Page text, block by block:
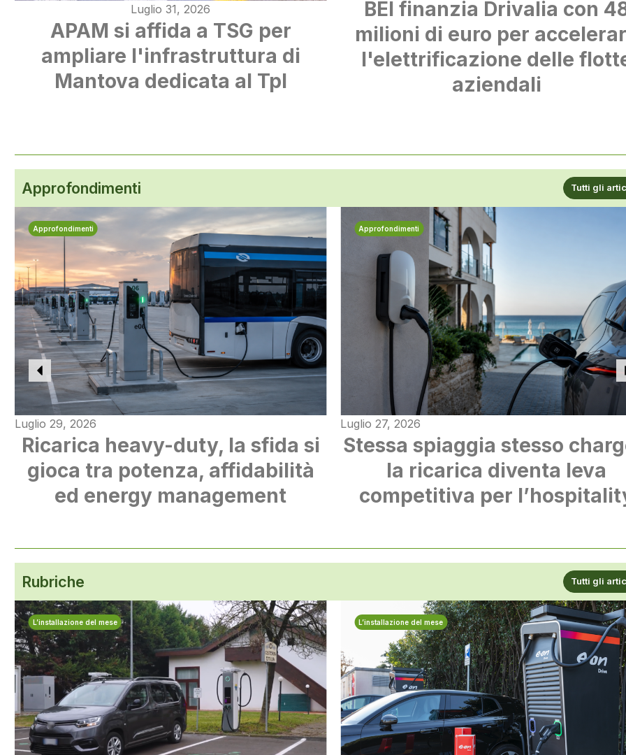
Luglio 31, 2026
APAM si affida a TSG per
ampliare l'infrastruttura di
Mantova dedicata al Tpl
BEI finanzia Drivalia con
milioni di euro per
l'elettrificazione delle
aziendali
Approfondimenti Tutti gli
Approfondimenti
Luglio 29, 2026
Ricarica heavy-duty, la sfida si
gioca tra potenza, affidabilità
ed energy management
Approfondimenti
Luglio 27, 2026
Stessa spiaggia stesso
la ricarica diventa leva
competitiva per
Rubriche Tutti gli
L’installazione del mese L’installazione del mese